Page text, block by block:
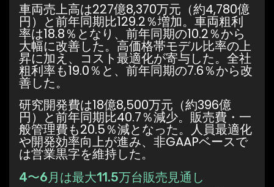
車両売上高は227億8,370万元（約4,780億
円）と前年同期比129.2％増加。車両粗利
率は18.8％となり、前年同期の10.2％から
大幅に改善した。高価格帯モデル比率の上
昇に加え、コスト最適化が寄与した。全社
粗利率も19.0％と、前年同期の7.6％から改
善した。
研究開発費は18億8,500万元（約396億
円）と前年同期比40.7％減少。販売費・一
般管理費も20.5％減となった。人員最適化
や開発効率向上が進み、非GAAPベースで
は営業黒字を維持した。
4〜6月は最大11.5万台販売見通し